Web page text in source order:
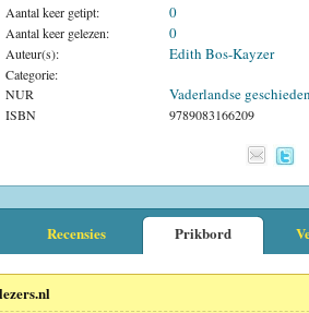
Aantal keer getipt: 0
Aantal keer gelezen: 0
Auteur(s): Edith Bos-Kayzer
Categorie:
NUR
Vaderlandse
ISBN 9789083166209
Recensies Prikbord